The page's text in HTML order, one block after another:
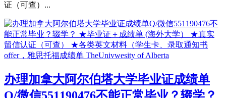
证（可查）...
办理加拿大阿尔伯塔大学毕业证成绩单